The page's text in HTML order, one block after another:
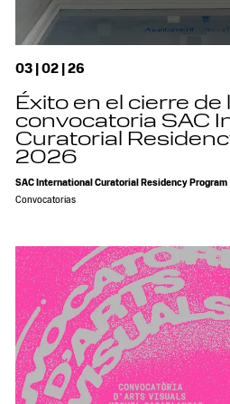
03 | 02 | 26
Éxito en el cierre de
convocatoria SAC
Curatorial
2026
SAC International Curatorial Residency Program
Convocatorias